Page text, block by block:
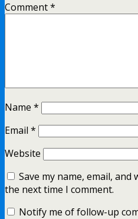
Comment*
Name *
Email *
Website
Save my name, email,
the next time I comment.
Notify me of follow-up